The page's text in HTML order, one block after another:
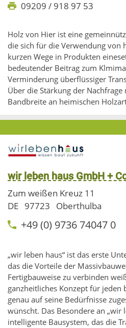
09209 / 918 97 53
Holz von Hier ist eine
die sich für die Verwendung von
kurzen Wege in Produkten
bedeutender Beitrag zum
Verminderung überflüssiger
Über die Stärkung der Nachfrage
Bandbreite an heimischen
wir leben haus GmbH +
Zum weißen Kreuz 11
DE 97723 Oberthulba
+49 (0) 9736 74047 0
„wir leben haus“ ist das erste
das die Vorteile der
Fertigbauweise zu verbinden
ganzheitliches Konzept für jeden
genau auf seine Bedürfnisse
wünscht. Das Besondere an „wir
intelligente Bausystem, das die